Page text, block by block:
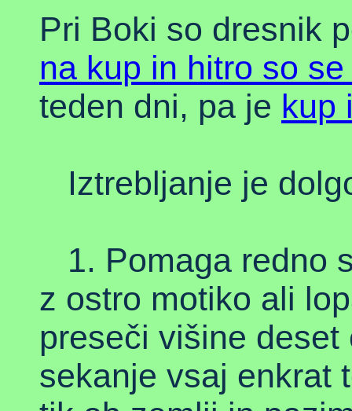
Pri Boki so dresnik
na kup in hitro so
teden dni, pa je kup
Iztrebljanje je
1. Pomaga redno
z ostro motiko ali
preseči višine deset
sekanje vsaj enkrat